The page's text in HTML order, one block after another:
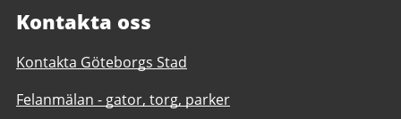
Kontakta oss
Kontakta Göteborgs Stad
Felanmälan - gator, torg, parker